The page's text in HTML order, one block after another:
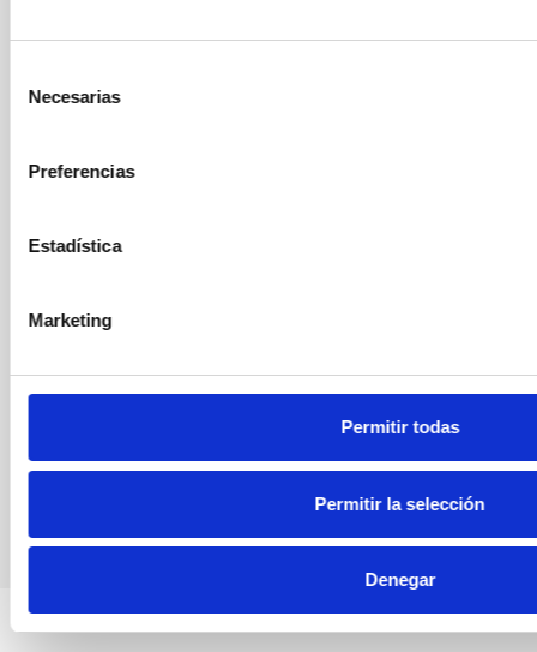
Necesarias
Preferencias
Estadística
Marketing
Permitir todas
Permitir la selección
Denegar